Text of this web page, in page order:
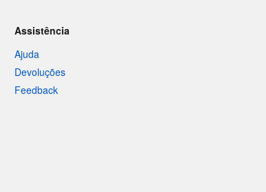
Assistência
Ajuda
Devoluções
Feedback